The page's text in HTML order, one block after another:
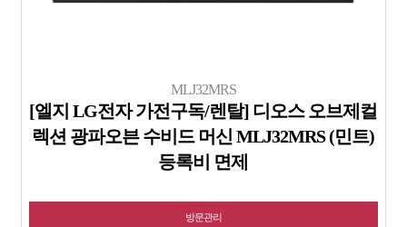
MLJ32MRS
[엘지 LG전자 가전구독/렌탈] 디오스 오브제컬
렉션 광파오븐 수비드 머신 MLJ32MRS (민트)
등록비 면제
방문관리